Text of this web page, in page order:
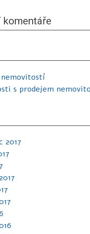
komentáře
s prodejem
2017